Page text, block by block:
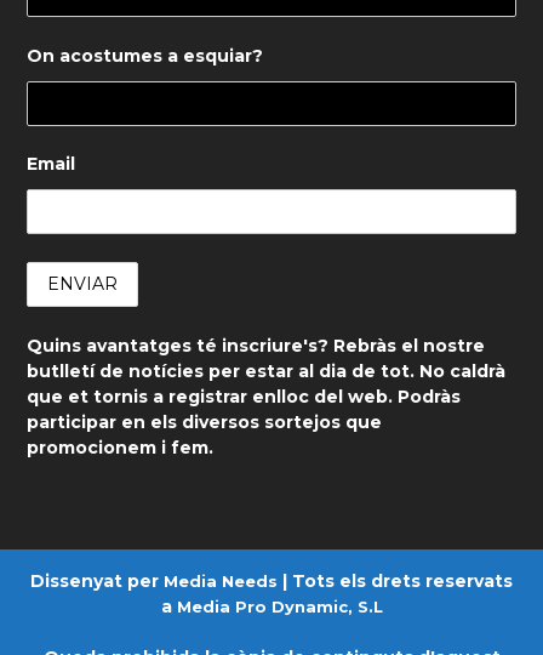
On acostumes a esquiar?
Email
Quins avantatges té inscriure's? Rebràs el nostre
butlletí de notícies per estar al dia de tot. No caldrà
que et tornis a registrar enlloc del web. Podràs
participar en els diversos sortejos que
promocionem i fem.
Dissenyat per Media Needs | Tots els drets reservats
a Media Pro Dynamic, S.L